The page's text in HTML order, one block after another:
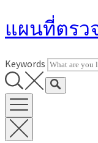
to
แผนที่ตรว
Keywords